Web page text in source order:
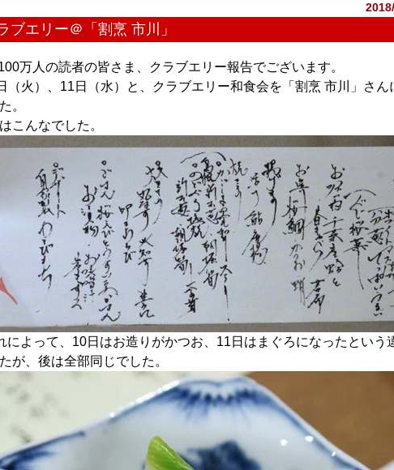
ブエリー＠「割烹 市川」
万人の読者の皆さま、クラブエリー報告でございます。
（火）、11日（水）と、クラブエリー和食会を「割烹 市川」さん
。
こんなでした。
によって、10日はお造りがかつお、11日はまぐろになったという
が、後は全部同じでした。